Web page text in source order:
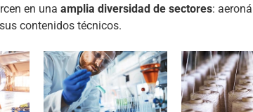
en una amplia diversidad de sectores:
contenidos técnicos.